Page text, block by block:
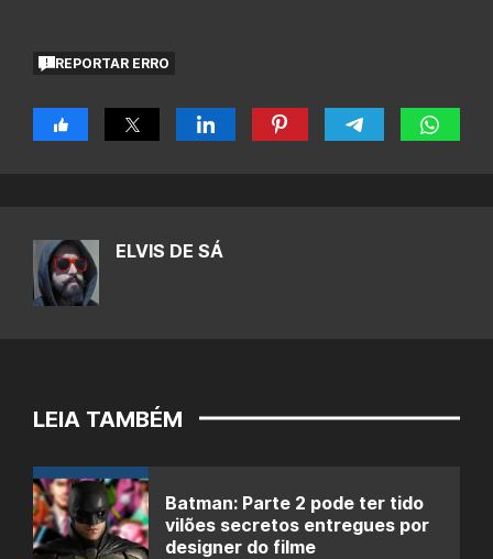
REPORTAR ERRO
ELVIS DE SÁ
LEIA TAMBÉM
Batman: Parte 2 pode ter tido
vilões secretos entregues por
designer do filme